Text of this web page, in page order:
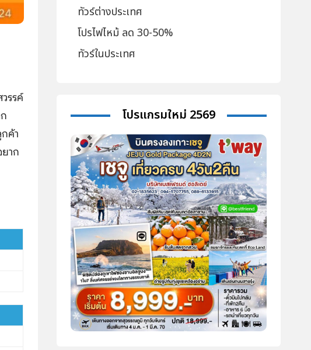
วรรค์
ค้า
าก
ทัวร์ต่างประเทศ
โปรไฟไหม้ ลด 30-50%
ทัวร์ในประเทศ
โปรแกรมใหม่ 2569